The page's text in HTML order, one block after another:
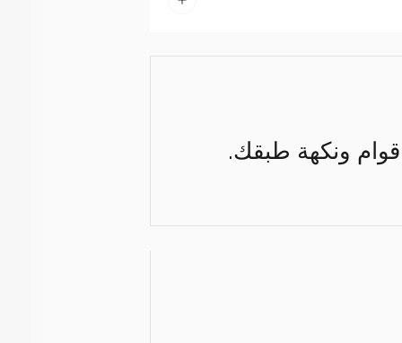
قوام ونكهة طبقك.